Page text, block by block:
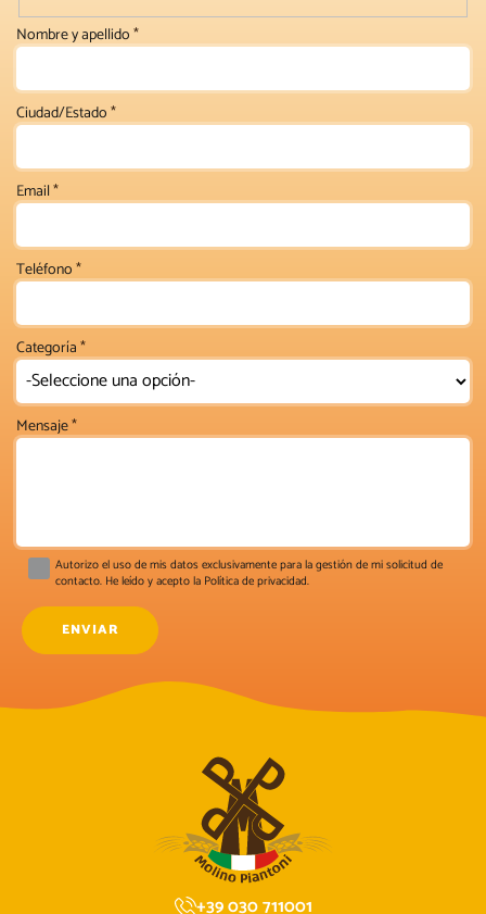
Nombre y apellido*
Ciudad/Estado*
Email*
Teléfono*
Categoría*
Mensaje*
Autorizo ​​el uso de mis datos exclusivamente para la gestión de mi solicitud de
contacto. He leído y acepto la Política de privacidad.
+39 030 711001